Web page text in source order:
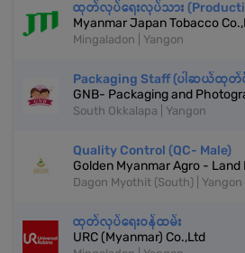
ထုတ်လုပ်ရေးလုပ်သား
Myanmar Japan Tobacco
Mingaladon | Yangon
Packaging Staff (ပါဆယ်ထုတ်
GNB- Packaging and
South Okkalapa | Yangon
Quality Control (QC- Male)
Golden Myanmar Agro - Land
Dagon Myothit (South) | Yangon
ထုတ်လုပ်ရေးဝန်ထမ်း
URC (Myanmar) Co.,Ltd